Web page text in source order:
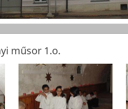
műsor 1.o.